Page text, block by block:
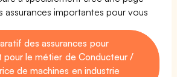
assurances importantes pour vous
des assurances pour
pour le métier de Conducteur /
de machines en industrie